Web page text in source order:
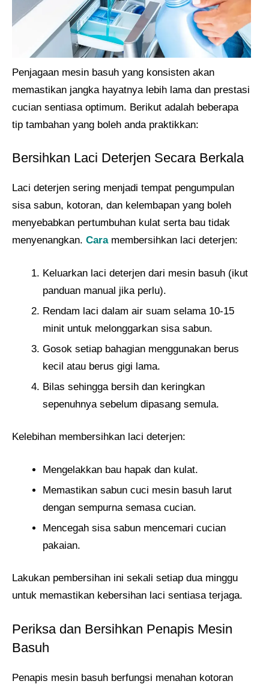
Penjagaan mesin basuh yang konsisten akan
memastikan jangka hayatnya lebih lama dan prestasi
cucian sentiasa optimum. Berikut adalah beberapa
tip tambahan yang boleh anda praktikkan:
Bersihkan Laci Deterjen Secara Berkala
Laci deterjen sering menjadi tempat pengumpulan
sisa sabun, kotoran, dan kelembapan yang boleh
menyebabkan pertumbuhan kulat serta bau tidak
menyenangkan. Caramembersihkan laci deterjen:
Keluarkan laci deterjen dari mesin basuh (ikut
panduan manual jika perlu).
Rendam laci dalam air suam selama 10-15
minit untuk melonggarkan sisa sabun.
Gosok setiap bahagian menggunakan berus
kecil atau berus gigi lama.
Bilas sehingga bersih dan keringkan
sepenuhnya sebelum dipasang semula.
Kelebihan membersihkan laci deterjen:
Mengelakkan bau hapak dan kulat.
Memastikan sabun cuci mesin basuh larut
dengan sempurna semasa cucian.
Mencegah sisa sabun mencemari cucian
pakaian.
Lakukan pembersihan ini sekali setiap dua minggu
untuk memastikan kebersihan laci sentiasa terjaga.
Periksa dan Bersihkan Penapis Mesin
Basuh
Penapis mesin basuh berfungsi menahan kotoran